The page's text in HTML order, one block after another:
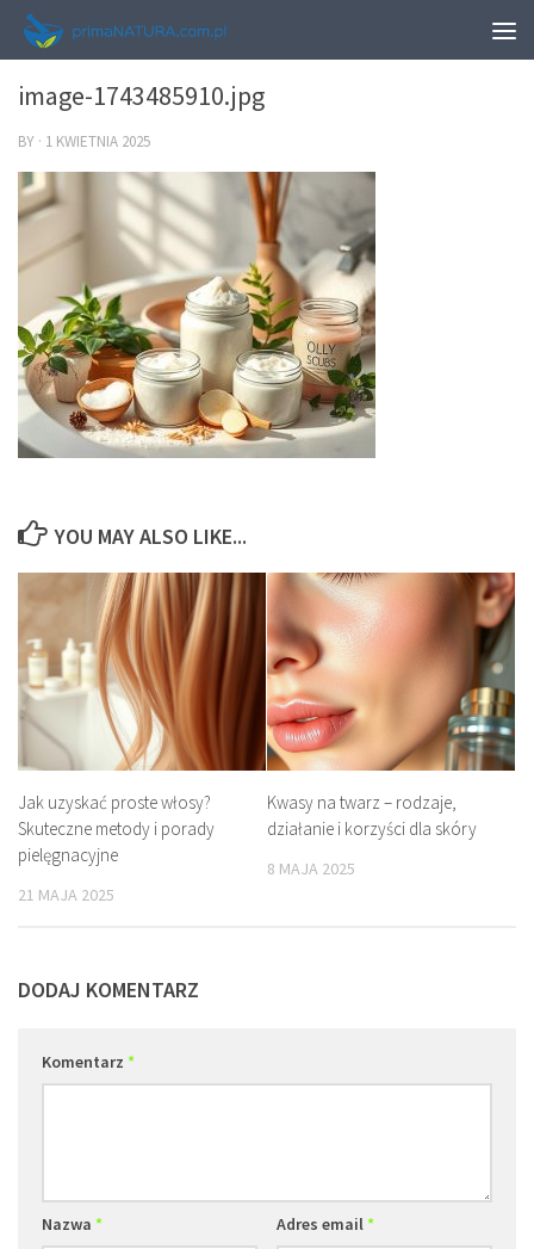
0
image-1743485910.jpg
BY · 1 KWIETNIA 2025
YOU MAY ALSO LIKE...
Jak uzyskać proste włosy?
Skuteczne metody i porady
pielęgnacyjne
21 MAJA 2025
Kwasy na twarz – rodzaje,
działanie i korzyści dla skóry
8 MAJA 2025
DODAJ KOMENTARZ
Komentarz *
Nazwa * Adres email*